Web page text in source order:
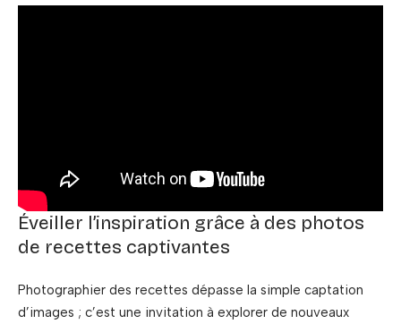
Éveiller l’inspiration grâce à des photos
de recettes captivantes
Photographier des recettes dépasse la simple captation
d’images ; c’est une invitation à explorer de nouveaux